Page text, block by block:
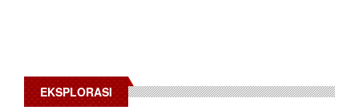
EKSPLORASI